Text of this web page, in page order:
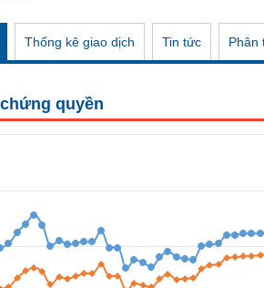
Thống kê giao dịch Tin tức Phân
quyền
LIỆU
KHÔNG THIẾT YẾU
THIẾT YẾU
SỨC KHỎE